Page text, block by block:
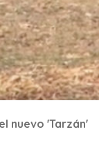
nuevo 'Tarzán'